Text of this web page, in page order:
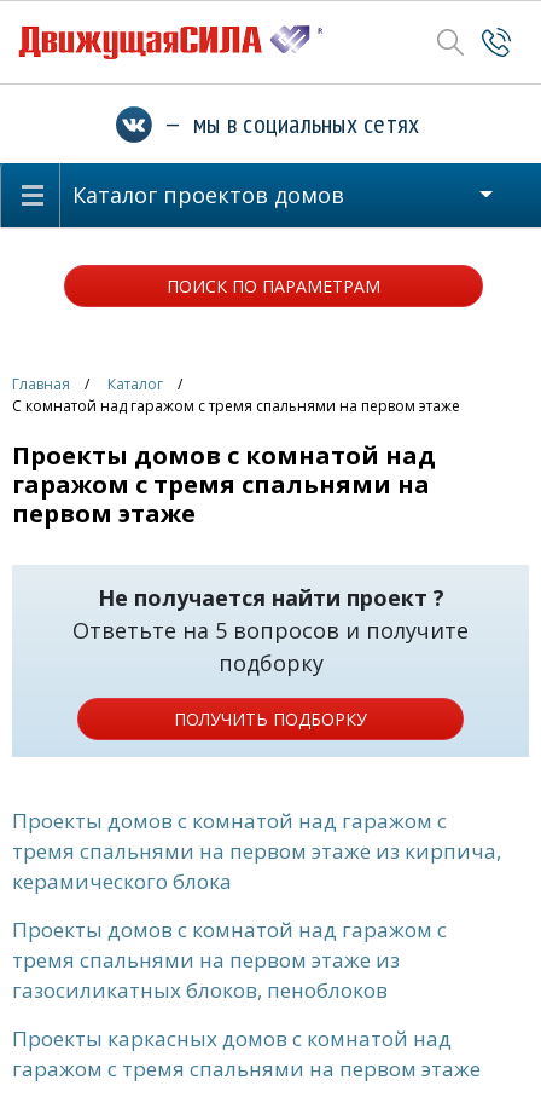
— мы в социальных сетях
Каталог проектов домов
ПОИСК ПО ПАРАМЕТРАМ
Главная
Каталог
С комнатой над гаражом с тремя спальнями на первом этаже
Проекты домов с комнатой над
гаражом с тремя спальнями на
первом этаже
Не получается найти проект ?
Ответьте на 5 вопросов и получите
подборку
ПОЛУЧИТЬ ПОДБОРКУ
Проекты домов с комнатой над гаражом с
тремя спальнями на первом этаже из кирпича,
керамического блока
Проекты домов с комнатой над гаражом с
тремя спальнями на первом этаже из
газосиликатных блоков, пеноблоков
Проекты каркасных домов с комнатой над
гаражом с тремя спальнями на первом этаже